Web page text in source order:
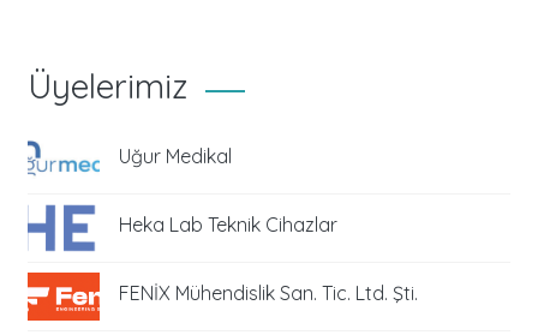
Üyelerimiz
Uğur Medikal
Heka Lab Teknik Cihazlar
FENİX Mühendislik San. Tic. Ltd. Şti.